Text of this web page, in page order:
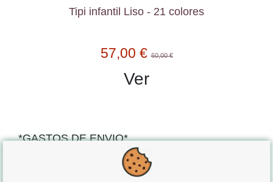
Tipi infantil Liso - 21 colores
57,00 €60,00 €
Ver
*GASTOS DE ENVIO*
para comprassuperiores a 80€